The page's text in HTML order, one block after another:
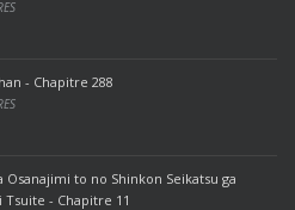
- Chapitre 288
to no Shinkon Seikatsu ga
- Chapitre 11